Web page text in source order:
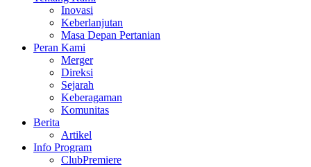
Inovasi
Keberlanjutan
Masa Depan Pertanian
Peran Kami
Merger
Direksi
Sejarah
Keberagaman
Komunitas
Berita
Artikel
Info Program
ClubPremiere